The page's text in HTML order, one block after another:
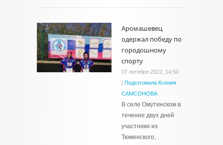
Аромашевец
одержал победу по
городошному
спорту
07 октября 2022, 14:50
| Подготовила Ксения
САМСОНОВА
В селе Омутинском в
течение двух дней
участники из
Тюменского,